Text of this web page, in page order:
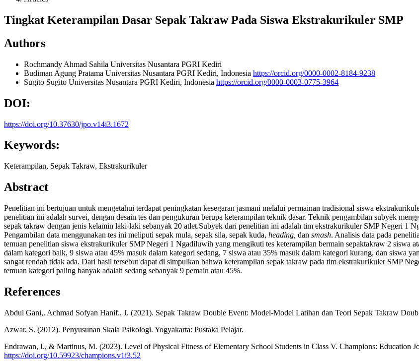
Tingkat Keterampilan Dasar Sepak Takraw Pada Siswa Ekstrakurikuler SMP
Authors
Rochmandy Ahmad Sahila Universitas Nusantara PGRI Kediri
Budiman Agung Pratama Universitas Nusantara PGRI Kediri, Indonesia https://orcid.org/0000-0002-8184-9238
Sugito Sugito Universitas Nusantara PGRI Kediri, Indonesia https://orcid.org/0000-0003-0775-3964
DOI:
https://doi.org/10.37630/jpo.v14i3.1672
Keywords:
Keterampilan, Sepak Takraw, Ekstrakurikuler
Abstract
Penelitian ini bertujuan untuk mengetahui terdapat peningkatan kesegaran jasmani melalui permainan tradisional siswa
penelitian ini adalah survei, dengan desain tes dan pengukuran berupa keterampilan teknik dasar. Teknik pengambilan subyek
sepak takraw dengan jenis kelamin laki-laki sebanyak 20 atlet.Subyek dari penelitian ini adalah tim ekstrakurikuler SMP Negeri 1
Pengambilan data menggunakan tes ini meliputi sepak mula, sepak sila, sepak kuda, heading, dan smash. Analisis data pada
temuan penelitian siswa ekstrakurikuler SMP Negeri 1 Ngadiluwih yang mengikuti tes keterampilan bermain sepaktakraw 2 siswa
dalam kategori baik, 9 siswa atau 45% masuk dalam kategori sedang, 7 siswa atau 35% masuk dalam kategori kurang, dan siswa
sangat rendah tidak ada. Dari hasil tersebut dapat di simpulkan bahwa keterampilan sepak takraw pada tim ekstrakurikuler SMP
temuan kategori paling banyak adalah sedang sebanyak 9 pemain atau 45%.
References
Abdul Gani,. Achmad Sofyan Hanif., J. (2021). Sepak Takraw Double Event: Model-Model Latihan dan Teori Sepak Takraw
Azwar, S. (2012). Penyusunan Skala Psikologi. Yogyakarta: Pustaka Pelajar.
Endrawan, I., & Martinus, M. (2023). Level of Physical Fitness of Elementary School Students in Class V. Champions: Education
https://doi.org/10.59923/champions.v1i3.52